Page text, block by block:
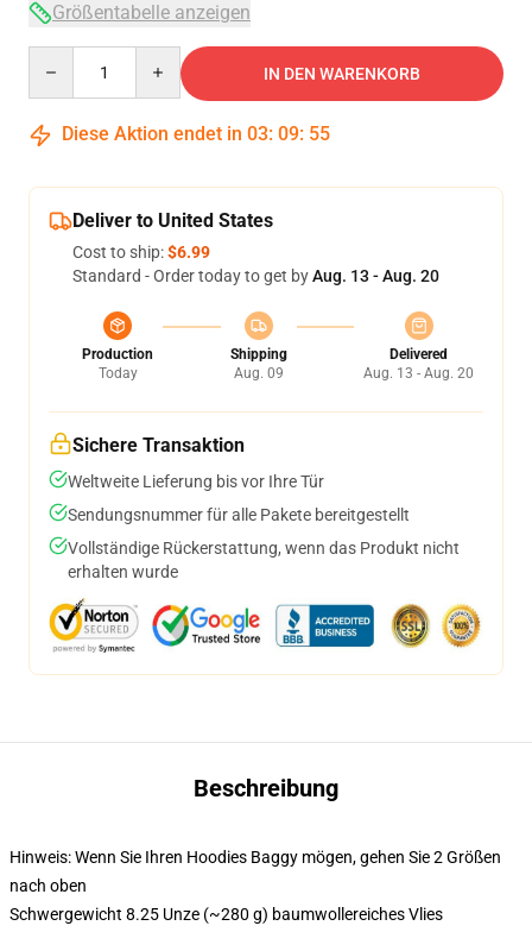
Größentabelle anzeigen
IN DEN WARENKORB
Diese Aktion endet in 03: 09: 54
Deliver to United States
Cost to ship:$6.99
Standard - Order today to get byAug. 13 - Aug. 20
Production
Today
Shipping
Aug. 09
Delivered
Aug. 13 - Aug. 20
Sichere Transaktion
Weltweite Lieferung bis vor Ihre Tür
Sendungsnummer für alle Pakete bereitgestellt
Vollständige Rückerstattung, wenn das Produkt nicht
erhalten wurde
Beschreibung
Hinweis: Wenn Sie Ihren Hoodies Baggy mögen, gehen Sie 2 Größen
nach oben
Schwergewicht 8.25 Unze (~280 g) baumwollereiches Vlies